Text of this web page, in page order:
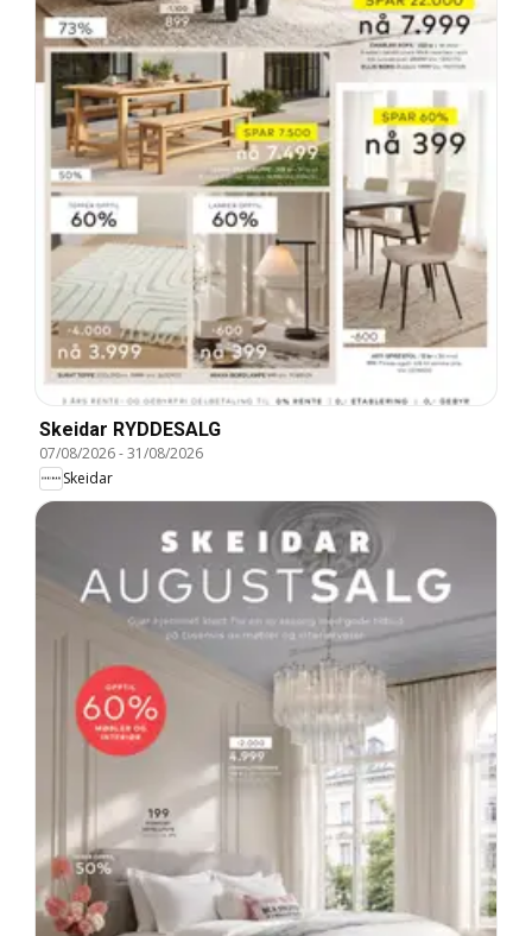
Skeidar RYDDESALG
07/08/2026-31/08/2026
Skeidar